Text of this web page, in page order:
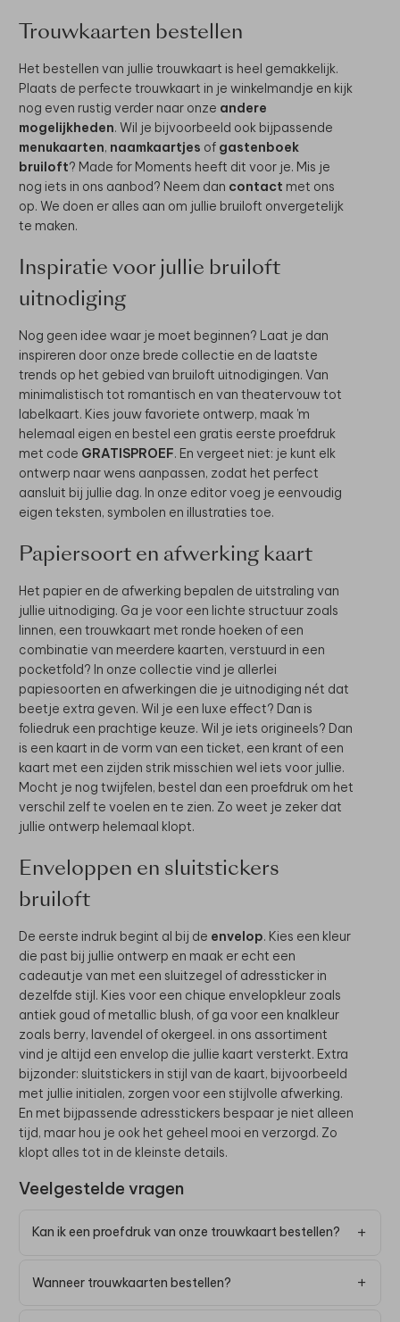
Trouwkaarten bestellen
Het bestellen van jullie trouwkaart is heel gemakkelijk.
Plaats de perfecte trouwkaart in je winkelmandje en kijk
nog even rustig verder naar onze andere
mogelijkheden. Wil je bijvoorbeeld ook bijpassende
menukaarten, naamkaartjes of gastenboek
bruiloft? Made for Moments heeft dit voor je. Mis je
nog iets in ons aanbod? Neem dan contact met ons
op. We doen er alles aan om jullie bruiloft onvergetelijk
te maken.
Inspiratie voor jullie bruiloft
uitnodiging
Nog geen idee waar je moet beginnen? Laat je dan
inspireren door onze brede collectie en de laatste
trends op het gebied van bruiloft uitnodigingen. Van
minimalistisch tot romantisch en van theatervouw tot
labelkaart. Kies jouw favoriete ontwerp, maak 'm
helemaal eigen en bestel een gratis eerste proefdruk
met code GRATISPROEF. En vergeet niet: je kunt elk
ontwerp naar wens aanpassen, zodat het perfect
aansluit bij jullie dag. In onze editor voeg je eenvoudig
eigen teksten, symbolen en illustraties toe.
Papiersoort en afwerking kaart
Het papier en de afwerking bepalen de uitstraling van
jullie uitnodiging. Ga je voor een lichte structuur zoals
linnen, een trouwkaart met ronde hoeken of een
combinatie van meerdere kaarten, verstuurd in een
pocketfold? In onze collectie vind je allerlei
papiesoorten en afwerkingen die je uitnodiging nét dat
beetje extra geven. Wil je een luxe effect? Dan is
foliedruk een prachtige keuze. Wil je iets origineels? Dan
is een kaart in de vorm van een ticket, een krant of een
kaart met een zijden strik misschien wel iets voor jullie.
Mocht je nog twijfelen, bestel dan een proefdruk om het
verschil zelf te voelen en te zien. Zo weet je zeker dat
jullie ontwerp helemaal klopt.
Enveloppen en sluitstickers
bruiloft
De eerste indruk begint al bij de envelop. Kies een kleur
die past bij jullie ontwerp en maak er echt een
cadeautje van met een sluitzegel of adressticker in
dezelfde stijl. Kies voor een chique envelopkleur zoals
antiek goud of metallic blush, of ga voor een knalkleur
zoals berry, lavendel of okergeel. in ons assortiment
vind je altijd een envelop die jullie kaart versterkt. Extra
bijzonder: sluitstickers in stijl van de kaart, bijvoorbeeld
met jullie initialen, zorgen voor een stijlvolle afwerking.
En met bijpassende adresstickers bespaar je niet alleen
tijd, maar hou je ook het geheel mooi en verzorgd. Zo
klopt alles tot in de kleinste details.
Veelgestelde vragen
Kan ik een proefdruk van onze trouwkaart bestellen?
Wanneer trouwkaarten bestellen?